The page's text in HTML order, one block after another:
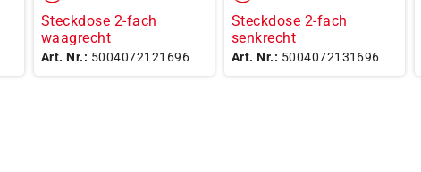
Steckdose 2-fach
waagrecht
Art. Nr.: 5004072121696
Steckdose 2-fach
senkrecht
Art. Nr.: 5004072131696